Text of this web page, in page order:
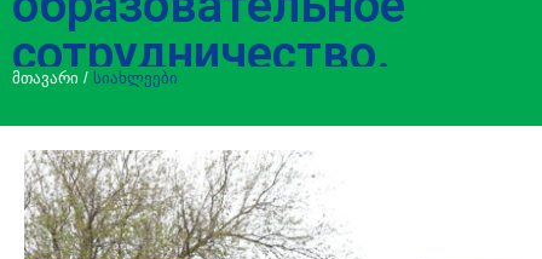
сотрудничество.
მთავარი / სიახლეები